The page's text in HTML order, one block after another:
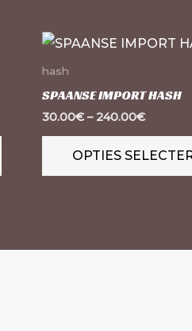
product
meerdere
variaties.
optie
worden
hash
SPAANSE IMPORT HASH
30.00€–240.00€
OPTIES